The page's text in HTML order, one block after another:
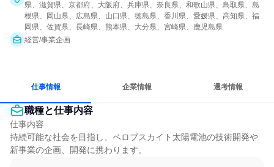
県、滋賀県、京都府、大阪府、兵庫県、奈良県、和歌山県、鳥取県、島
根県、岡山県、広島県、山口県、徳島県、香川県、愛媛県、高知県、福
岡県、佐賀県、長崎県、熊本県、大分県、宮崎県、鹿児島県
経営/事業企画
仕事情報 企業情報 選考情報
職種と仕事内容
仕事内容
持続可能な社会を目指し、ペロブスカイト太陽電池の技術開発や
新事業の企画、開発に携わります。